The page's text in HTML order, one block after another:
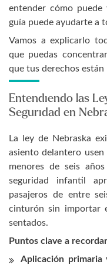
entender cómo
guía puede ayudarte a
Vamos a explicarlo
que puedas
que tus derechos están
Entendiendo las
Seguridad en
La ley de Nebraska
asiento delantero
menores de seis
seguridad infantil
pasajeros de entre
cinturón sin importar
sentados.
Puntos clave a
Aplicación primaria